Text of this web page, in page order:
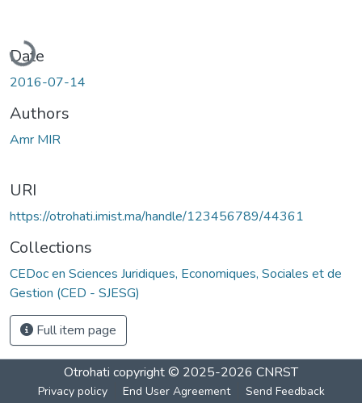
Loading...
Date
2016-07-14
Authors
Amr MIR
URI
https://otrohati.imist.ma/handle/123456789/44361
Collections
CEDoc en Sciences Juridiques, Economiques, Sociales et de
Gestion (CED - SJESG)
Full item page
Otrohati copyright © 2025-2026 CNRST
Privacy policy End User Agreement Send Feedback